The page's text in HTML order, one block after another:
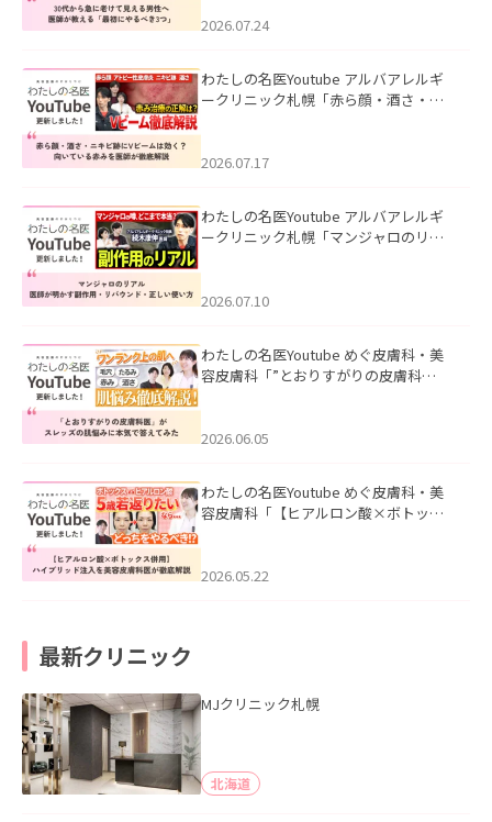
た。
2026.07.24
わたしの名医Youtube アルバアレルギ
ークリニック札幌「赤ら顔・酒さ・ニ
した。
2026.07.17
わたしの名医Youtube アルバアレルギ
ークリニック札幌「マンジャロのリア
た。
2026.07.10
わたしの名医Youtube めぐ皮膚科・美
容皮膚科「”とおりすがりの皮膚科
2026.06.05
わたしの名医Youtube めぐ皮膚科・美
容皮膚科「【ヒアルロン酸×ボトック
た。
2026.05.22
最新クリニック
MJクリニック札幌
北海道